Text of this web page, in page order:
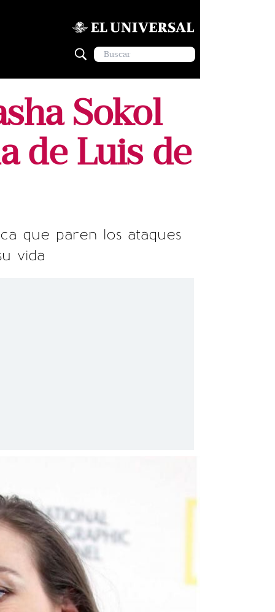
Sokol
de Luis de
que paren los ataques
vida